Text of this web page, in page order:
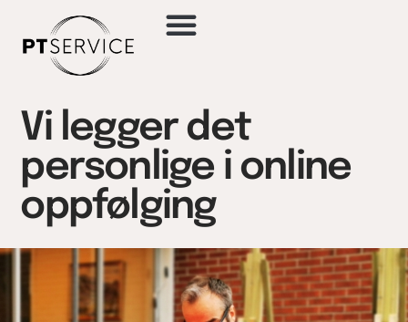
Vi legger det
personlige i online
oppfølging